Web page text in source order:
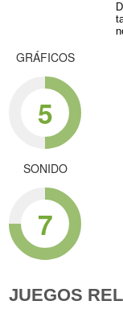
GRÁFICOS
5
SONIDO
7
JUEGOS